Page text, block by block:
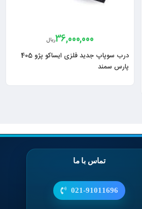
36,000,000ریال
درب سوپاپ جدید فلزی ایساکو پژو 405
پارس سمند
تماس با ما
021-91011696